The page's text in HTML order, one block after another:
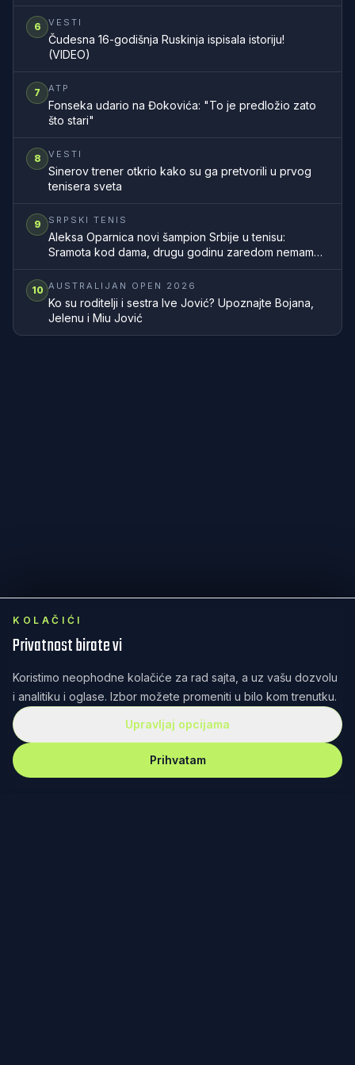
6 VESTI
Čudesna 16-godišnja Ruskinja ispisala istoriju!
(VIDEO)
7 ATP
Fonseka udario na Đokovića: "To je predložio zato
što stari"
8 VESTI
Sinerov trener otkrio kako su ga pretvorili u prvog
tenisera sveta
9 SRPSKI TENIS
Aleksa Oparnica novi šampion Srbije u tenisu:
Sramota kod dama, drugu godinu zaredom nemamo
10 AUSTRALIJAN OPEN 2026
Ko su roditelji i sestra Ive Jović? Upoznajte Bojana,
Jelenu i Miu Jović
KOLAČIĆI
Privatnost birate vi
Koristimo neophodne kolačiće za rad sajta, a uz vašu dozvolu
i analitiku i oglase. Izbor možete promeniti u bilo kom trenutku.
Upravljaj opcijama
Prihvatam